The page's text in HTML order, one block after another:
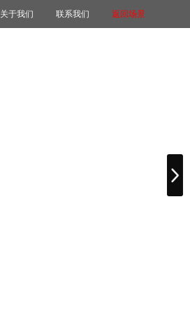
关于我们 联系我们 返回场景